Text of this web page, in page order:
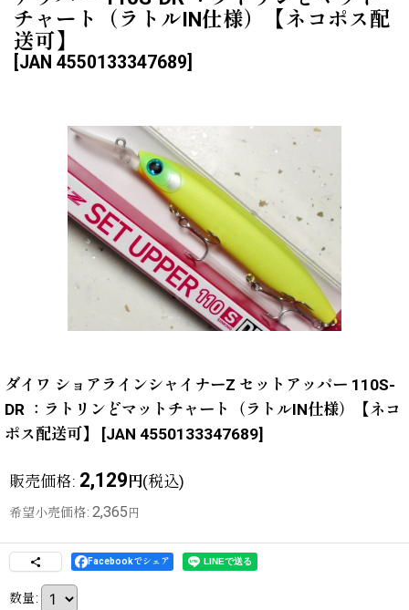
チャート（ラトルIN仕様）【ネコポス配
送可】
JAN 4550133347689
ダイワ ショアラインシャイナーZ セットアッパー 110S-
DR ：ラトリンどマットチャート（ラトルIN仕様）【ネコ
ポス配送可】
[JAN 4550133347689]
販売価格: 2,129円(税込)
希望小売価格: 2,365 円
Facebookでシェア
数量: